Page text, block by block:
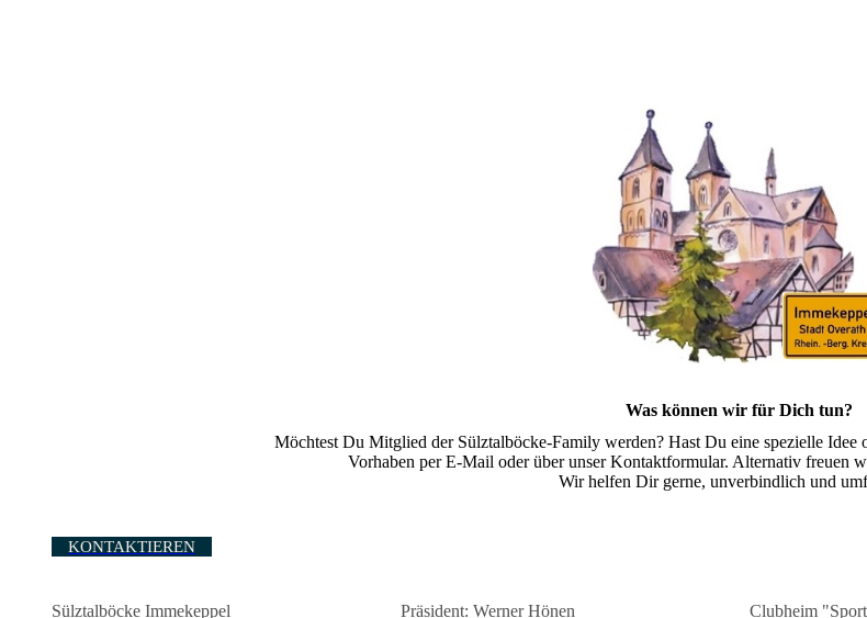
Was können wir für Dich tun?
Möchtest Du Mitglied der Sülztalböcke-Family werden? Hast Du eine spezielle Idee
Vorhaben per E-Mail oder über unser Kontaktformular. Alternativ freuen
Wir helfen Dir gerne, unverbindlich und
KONTAKTIEREN
Sülztalböcke Immekeppel Präsident: Werner Hönen Clubheim